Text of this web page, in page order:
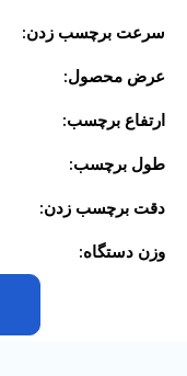
سرعت برچسب زدن:
عرض محصول:
ارتفاع برچسب:
طول برچسب:
دقت برچسب زدن:
وزن دستگاه: